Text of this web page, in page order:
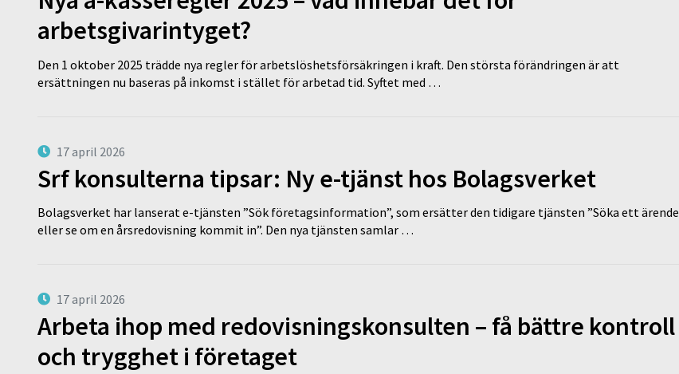
arbetsgivarintyget?
Den 1 oktober 2025 trädde nya regler för arbetslöshetsförsäkringen i kraft. Den största förändringen är att
ersättningen nu baseras på inkomst i stället för arbetad tid. Syftet med …
17 april 2026
Srf konsulterna tipsar: Ny e-tjänst hos Bolagsverket
Bolagsverket har lanserat e-tjänsten ”Sök företagsinformation”, som ersätter den tidigare tjänsten ”Söka ett ärende
eller se om en årsredovisning kommit in”. Den nya tjänsten samlar …
17 april 2026
Arbeta ihop med redovisningskonsulten – få bättre kontroll
och trygghet i företaget